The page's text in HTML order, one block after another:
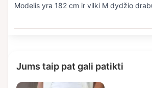
Modelis yra 182 cm ir vilki M dydžio
Jums taip pat gali patikti